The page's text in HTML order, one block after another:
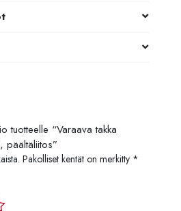
tuotteelle “Varaava takka
päältäliitos”
Pakolliset kentät on merkitty *